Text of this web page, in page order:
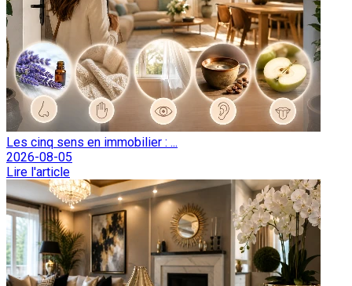
Les cinq sens en immobilier : ...
2026-08-05
Lire l'article